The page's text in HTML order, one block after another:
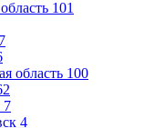
101
7
область 100
7
4